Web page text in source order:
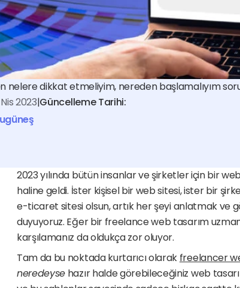
nelere dikkat etmeliyim, nereden başlamalıyım
2023|Güncelleme Tarihi:
2023 yılında bütün insanlar ve şirketler için bir
haline geldi. İster kişisel bir web sitesi, ister bir
e-ticaret sitesi olsun, artık her şeyi anlatmak ve
duyuyoruz. Eğer bir freelance web tasarım
karşılamanız da oldukça zor oluyor.
Tam da bu noktada kurtarıcı olarak freelancer
neredeyse hazır halde görebileceğiniz web